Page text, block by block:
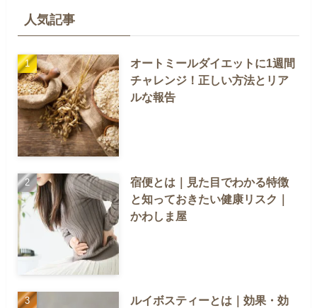
人気記事
オートミールダイエットに1週間
チャレンジ！正しい方法とリア
ルな報告
宿便とは｜見た目でわかる特徴
と知っておきたい健康リスク｜
かわしま屋
ルイボスティーとは｜効果・効